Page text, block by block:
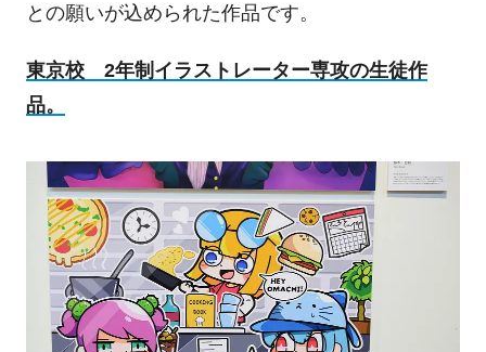
との願いが込められた作品です。
東京校 2年制イラストレーター専攻の生徒作
品。